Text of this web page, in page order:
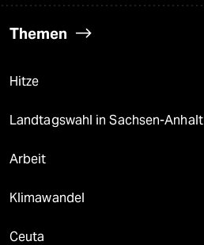
Themen
Hitze
Landtagswahl in Sachsen-Anhalt
Arbeit
Klimawandel
Ceuta